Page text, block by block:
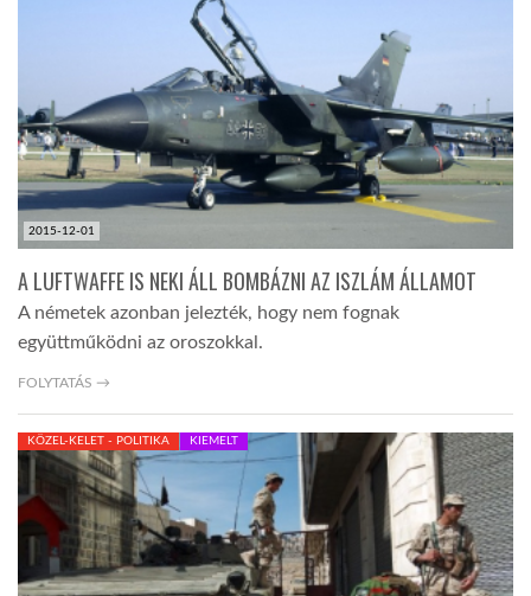
2015-12-01
A LUFTWAFFE IS NEKI ÁLL BOMBÁZNI AZ ISZLÁM ÁLLAMOT
A németek azonban jelezték, hogy nem fognak
együttműködni az oroszokkal.
FOLYTATÁS →
KÖZEL-KELET - POLITIKA KIEMELT